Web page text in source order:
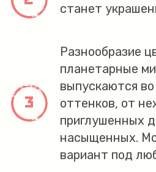
станет
Разнообразие
планетарные
выпускаются
оттенков, от
приглушенных
насыщенных.
вариант под